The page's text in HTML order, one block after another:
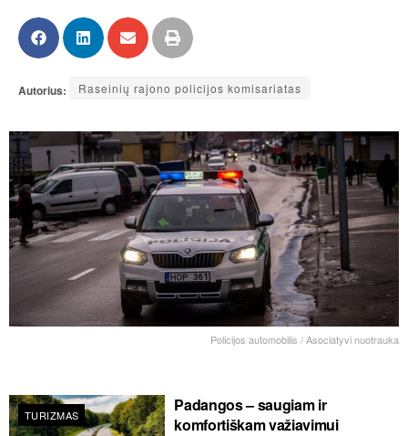
Autorius: Raseinių rajono policijos komisariatas
Policijos automobilis / Asociatyvi nuotrauka
TURIZMAS
Padangos – saugiam ir
komfortiškam važiavimui